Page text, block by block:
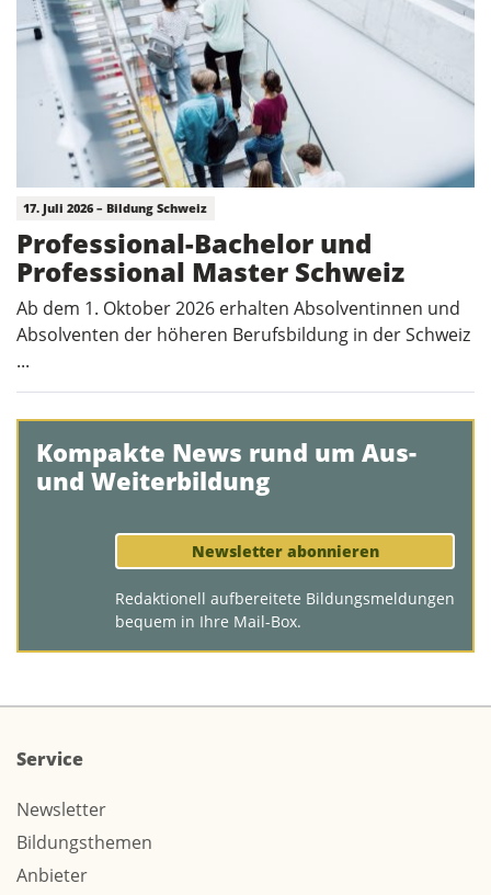
17. Juli 2026 – Bildung Schweiz
Professional-Bachelor und
Professional Master Schweiz
Ab dem 1. Oktober 2026 erhalten Absolventinnen und
Absolventen der höheren Berufsbildung in der Schweiz
...
Kompakte News rund um Aus-
und Weiterbildung
Newsletter abonnieren
Redaktionell aufbereitete Bildungsmeldungen
bequem in Ihre Mail-Box.
Service
Newsletter
Bildungsthemen
Anbieter